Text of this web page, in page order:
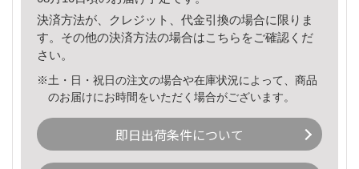
決済方法が、クレジット、代金引換の場合に限りま
す。その他の決済方法の場合はこちら をご確認くだ
さい。
※土・日・祝日の注文の場合や在庫状況によって、商品
のお届けにお時間をいただく場合がございます。
即日出荷条件について